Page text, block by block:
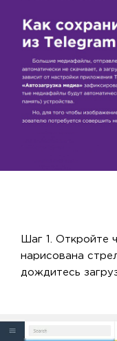
Шаг 1. Откройте
нарисована
дождитесь